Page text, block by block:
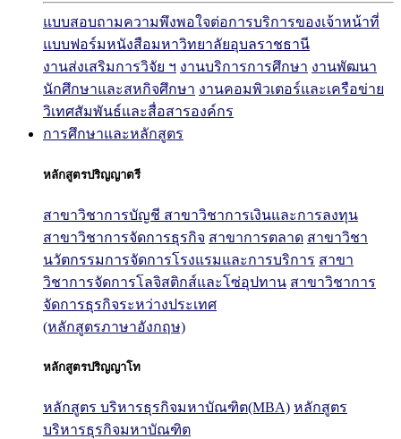
แบบสอบถามความพึงพอใจต่อการบริการของเจ้าหน้าที่
แบบฟอร์มหนังสือมหาวิทยาลัยอุบลราชธานี
งานส่งเสริมการวิจัย ฯ งานบริการการศึกษา งานพัฒนา
นักศึกษาและสหกิจศึกษา งานคอมพิวเตอร์และเครือข่าย
วิเทศสัมพันธ์และสื่อสารองค์กร
การศึกษาและหลักสูตร
หลักสูตรปริญญาตรี
สาขาวิชาการบัญชี สาขาวิชาการเงินและการลงทุน
สาขาวิชาการจัดการธุรกิจ สาขาการตลาด สาขาวิชา
นวัตกรรมการจัดการโรงแรมและการบริการ สาขา
วิชาการจัดการโลจิสติกส์และโซ่อุปทาน สาขาวิชาการ
จัดการธุรกิจระหว่างประเทศ
(หลักสูตรภาษาอังกฤษ)
หลักสูตรปริญญาโท
หลักสูตร บริหารธุรกิจมหาบัณฑิต(MBA) หลักสูตร
บริหารธุรกิจมหาบัณฑิต